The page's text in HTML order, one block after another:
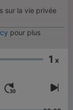
sur la vie privée
pour plus
1 x